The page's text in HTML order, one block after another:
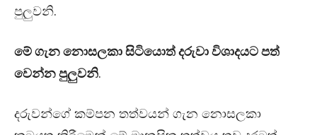
පුලුවනි.
මේ ගැන නොසලකා සිටියොත් දරුවා විශාදයට පත්
වෙන්න පුලුවනි.
දරුවන්ගේ කම්පන තත්වයන් ගැන නොසලකා